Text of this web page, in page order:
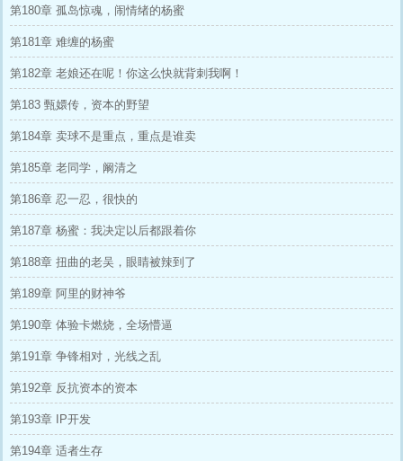
第180章 孤岛惊魂，闹情绪的杨蜜
第181章 难缠的杨蜜
第182章 老娘还在呢！你这么快就背刺我啊！
第183 甄嬛传，资本的野望
第184章 卖球不是重点，重点是谁卖
第185章 老同学，阚清之
第186章 忍一忍，很快的
第187章 杨蜜：我决定以后都跟着你
第188章 扭曲的老吴，眼睛被辣到了
第189章 阿里的财神爷
第190章 体验卡燃烧，全场懵逼
第191章 争锋相对，光线之乱
第192章 反抗资本的资本
第193章 IP开发
第194章 适者生存